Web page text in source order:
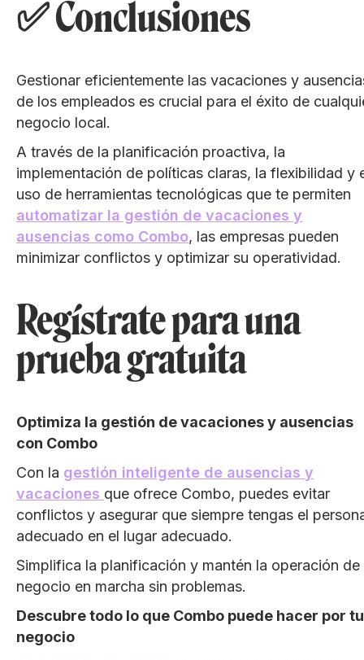
✅ Conclusiones
Gestionar eficientemente las vacaciones y
de los empleados es crucial para el éxito de
negocio local.
A través de la planificación proactiva, la
implementación de políticas claras, la flexibilidad y
uso de herramientas tecnológicas que te permiten
automatizar la gestión de vacaciones y
ausencias como Combo, las empresas pueden
minimizar conflictos y optimizar su operatividad.
Regístrate para una
prueba gratuita
Optimiza la gestión de vacaciones y ausencias
con Combo
Con la gestión inteligente de ausencias y
vacaciones que ofrece Combo, puedes evitar
conflictos y asegurar que siempre tengas el
adecuado en el lugar adecuado.
Simplifica la planificación y mantén la operación de
negocio en marcha sin problemas.
Descubre todo lo que Combo puede hacer por tu
negocio